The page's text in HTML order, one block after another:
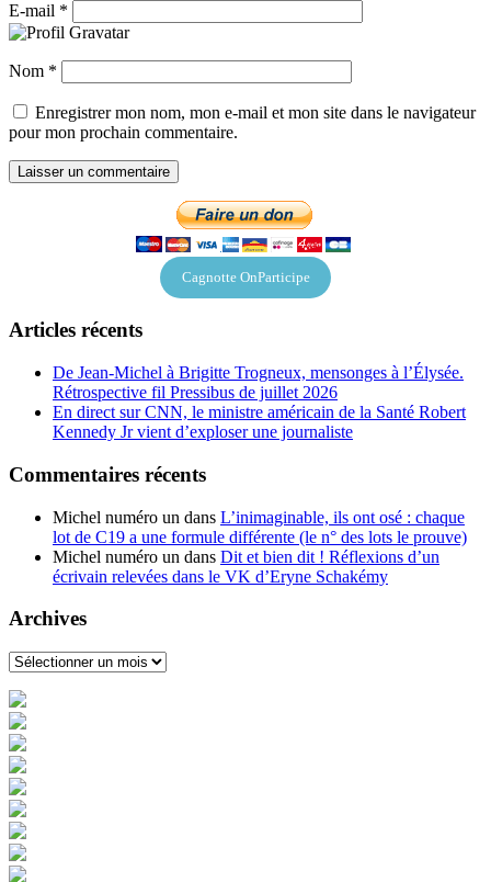
E-mail *
Nom *
Enregistrer mon nom, mon e-mail et mon site dans le navigateur
pour mon prochain commentaire.
Cagnotte OnParticipe
Articles récents
De Jean-Michel à Brigitte Trogneux, mensonges à l’Élysée.
Rétrospective fil Pressibus de juillet 2026
En direct sur CNN, le ministre américain de la Santé Robert
Kennedy Jr vient d’exploser une journaliste
Commentaires récents
Michel numéro un dans L’inimaginable, ils ont osé : chaque
lot de C19 a une formule différente (le n° des lots le prouve)
Michel numéro un dans Dit et bien dit ! Réflexions d’un
écrivain relevées dans le VK d’Eryne Schakémy
Archives
Archives